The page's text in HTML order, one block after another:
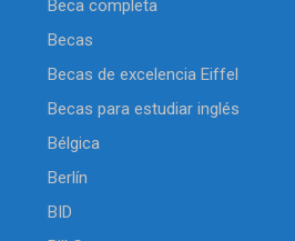
Beca completa
Becas
Becas de excelencia Eiffel
Becas para estudiar inglés
Bélgica
Berlín
BID